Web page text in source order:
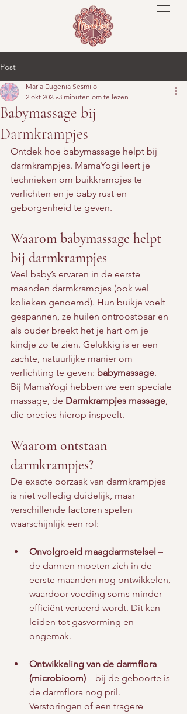
Post
Babymassage bij
Darmkrampjes
María Eugenia Sesmilo
2 okt 2025 3 minuten om te lezen
Ontdek hoe babymassage helpt bij
darmkrampjes. MamaYogi leert je
technieken om buikkrampjes te
verlichten en je baby rust en
geborgenheid te geven.
Waarom babymassage helpt
bij darmkrampjes
Veel baby’s ervaren in de eerste
maanden darmkrampjes (ook wel
kolieken genoemd). Hun buikje voelt
gespannen, ze huilen ontroostbaar en
als ouder breekt het je hart om je
kindje zo te zien. Gelukkig is er een
zachte, natuurlijke manier om
verlichting te geven: babymassage.
Bij MamaYogi hebben we een speciale
massage, de Darmkrampjes massage,
die precies hierop inspeelt.
Waarom ontstaan
darmkrampjes?
De exacte oorzaak van darmkrampjes
is niet volledig duidelijk, maar
verschillende factoren spelen
waarschijnlijk een rol:
Onvolgroeid maagdarmstelsel –
de darmen moeten zich in de
eerste maanden nog ontwikkelen,
waardoor voeding soms minder
efficiënt verteerd wordt. Dit kan
leiden tot gasvorming en
ongemak.
Ontwikkeling van de darmflora
(microbioom) – bij de geboorte is
de darmflora nog pril.
Verstoringen of een tragere